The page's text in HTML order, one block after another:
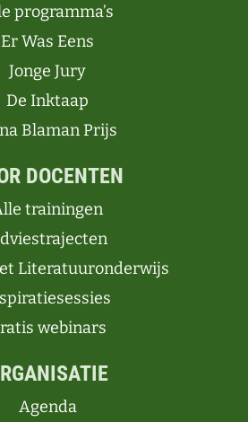
programma’s
Er Was Eens
Jonge Jury
De Inktaap
Blaman Prijs
DOCENTEN
trainingen
Literatuuronderwijs
webinars
Agenda